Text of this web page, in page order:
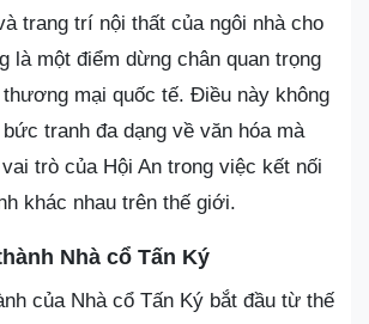
trang trí nội thất của ngôi nhà cho
là một điểm dừng chân quan trọng
mại quốc tế. Điều này không
tranh đa dạng về văn hóa mà
trò của Hội An trong việc kết nối
khác nhau trên thế giới.
Nhà cổ Tấn Ký
của Nhà cổ Tấn Ký bắt đầu từ thế